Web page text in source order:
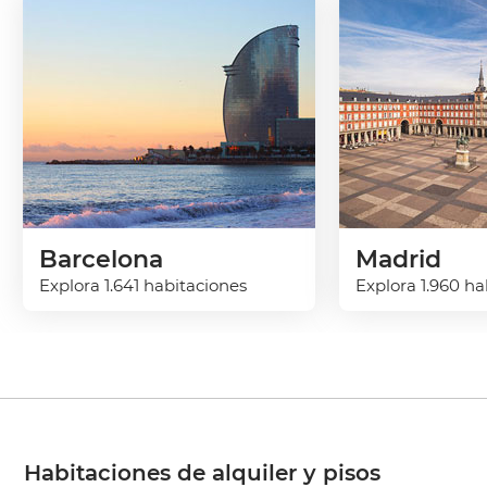
Barcelona
Explora 1.641 habitaciones
Madrid
Explora 1.960
Habitaciones de alquiler y pisos